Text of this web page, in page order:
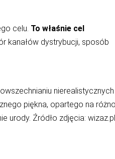
celu. To właśnie cel
kanałów dystrybucji, sposób
piękna, opartego na
urody. Źródło zdjęcia: